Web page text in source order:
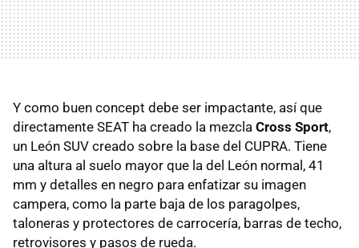
Y como buen concept debe ser impactante, así que
directamente SEAT ha creado la mezcla Cross Sport,
un León SUV creado sobre la base del CUPRA. Tiene
una altura al suelo mayor que la del León normal, 41
mm y detalles en negro para enfatizar su imagen
campera, como la parte baja de los paragolpes,
taloneras y protectores de carrocería, barras de techo,
retrovisores y pasos de rueda.